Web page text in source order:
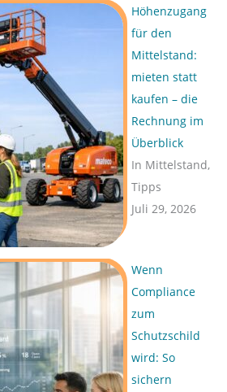
Höhenzugang
für den
Mittelstand:
mieten statt
kaufen – die
Rechnung im
Überblick
In Mittelstand,
Tipps
Juli 29, 2026
Wenn
Compliance
zum
Schutzschild
wird: So
sichern